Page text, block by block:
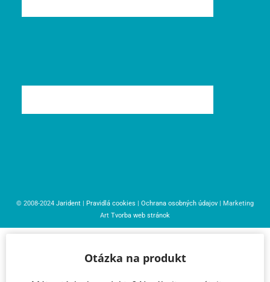
© 2008-2024 Jarident Pravidlá cookies Ochrana osobných údajov | Marketing
Art Tvorba web stránok
Otázka na produkt